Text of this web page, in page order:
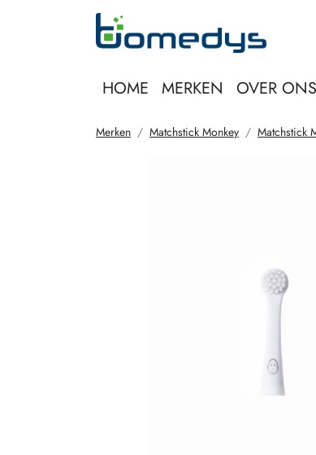
HOME MERKEN OVER ONS
Merken Matchstick Monkey Matchstick